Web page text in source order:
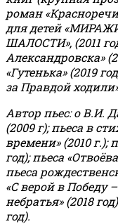
роман
для детей
ШАЛОСТИ», (2011
Александровска»
«Гутенька» (2019
за Правдой
Автор пьес: о В.И.
(2009 г); пьеса в
времени» (2010 г.);
год); пьеса
пьеса
«С верой в Победу
небратья» (2018
год).